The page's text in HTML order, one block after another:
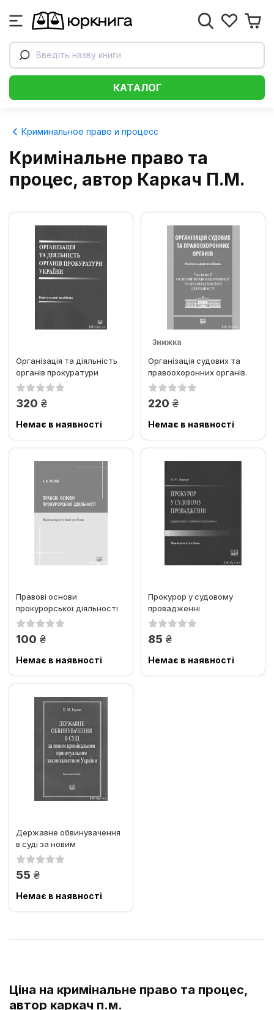
Введіть назву книги
КАТАЛОГ
Криминальное право и процесс
Кримінальне право та
процес, автор Каркач П.М.
Організація та діяльність
органів прокуратури
України
320 грн.
Немає в наявності
Знижка
Організація судових та
правоохоронних органів.
Частина 2: Основи...
220 грн.
Немає в наявності
Правові основи
прокурорської діяльності
100 грн.
Немає в наявності
Прокурор у судовому
провадженні
(процесуальні та
85 грн.
Немає в наявності
Державне обвинувачення
в суді за новим
кримінальним
55 грн.
Немає в наявності
Ціна на кримінальне право та процес,
автор каркач п.м.